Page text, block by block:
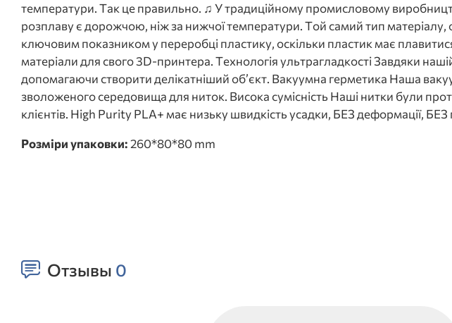
температури. Так це правильно. ♫ У традиційному промисловому
розплаву є дорожчою, ніж за нижчої температури. Той самий тип
ключовим показником у переробці пластику, оскільки пластик має
матеріали для свого 3D-принтера. Технологія ультрагладкості Завдяки
допомагаючи створити делікатніший об’єкт. Вакуумна герметика Наша
зволоженого середовища для ниток. Висока сумісність Наші нитки були
клієнтів. High Purity PLA+ має низьку швидкість усадки, БЕЗ деформації,
Розміри упаковки:260*80*80 mm
Отзывы 0